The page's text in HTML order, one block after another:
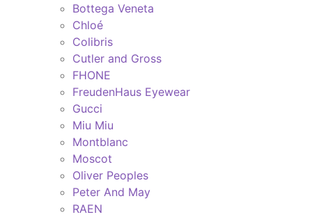
Bottega Veneta
Chloé
Colibris
Cutler and Gross
FHONE
FreudenHaus Eyewear
Gucci
Miu Miu
Montblanc
Moscot
Oliver Peoples
Peter And May
RAEN